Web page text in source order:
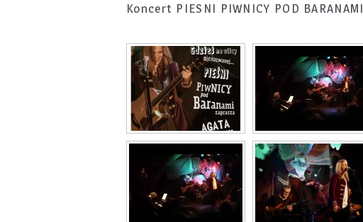
Koncert PIESNI PIWNICY POD BARANAMI